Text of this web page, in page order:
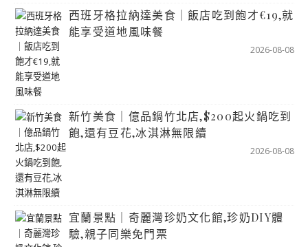
西班牙格拉納達美食｜飯店吃到飽才€19,就
能享受道地風味餐
2026-08-08
新竹美食｜億品鍋竹北店,$200起火鍋吃到
飽,還有豆花,冰淇淋無限續
2026-08-08
宜蘭景點｜奇麗灣珍奶文化館,珍奶DIY體
驗,親子同樂免門票